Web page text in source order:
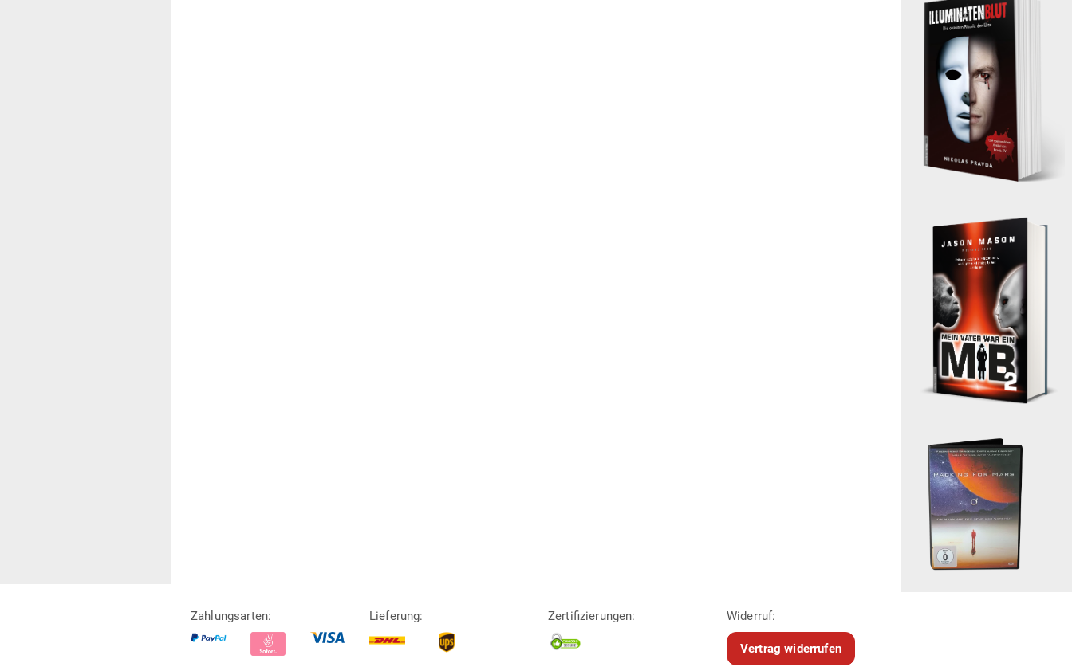
Zahlungsarten: Lieferung: Zertifizierungen: Widerruf:
Vertrag widerrufen